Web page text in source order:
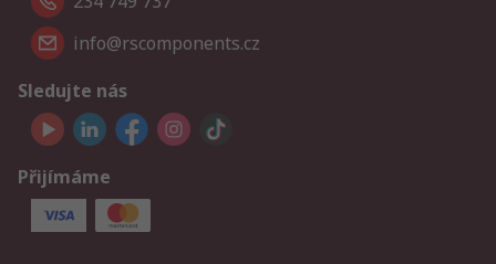
info@rscomponents.cz
Sledujte nás
Přijímáme